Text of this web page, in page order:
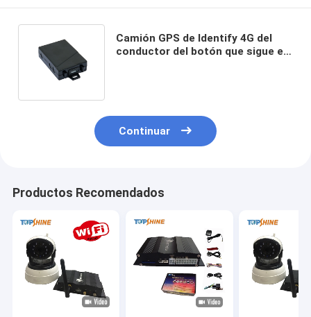
Camión GPS de Identify 4G del
conductor del botón que sigue el
Continuar
Productos Recomendados